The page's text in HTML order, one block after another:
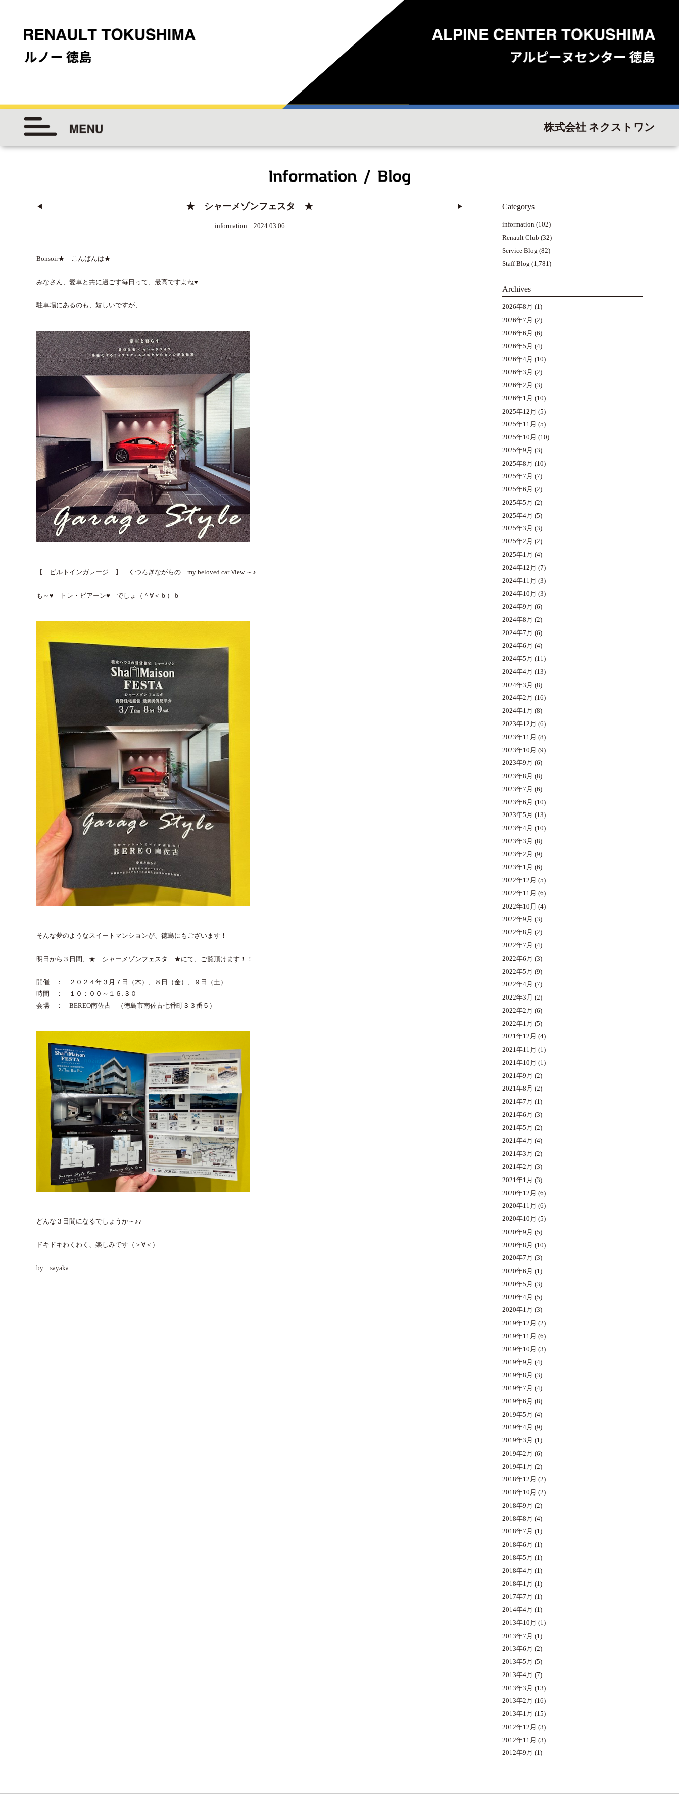
株式会社 ネクストワン
◀︎ ★ シャーメゾンフェスタ ★
information 2024.03.06
▶︎
Bonsoir★ こんばんは★
みなさん、愛車と共に過ごす毎日って、最高ですよね♥
駐車場にあるのも、嬉しいですが、
【 ビルトインガレージ 】 くつろぎながらの my beloved car View ～♪
も～♥ トレ・ビアーン♥ でしょ（＾∀＜ｂ）ｂ
そんな夢のようなスイートマンションが、徳島にもございます！
明日から３日間、★ シャーメゾンフェスタ ★にて、ご覧頂けます！！
開催 ： ２０２４年３月７日（木）、８日（金）、９日（土）
時間 ： １０：００～１６:３０
会場 ： BEREO南佐古 （徳島市南佐古七番町３３番５）
どんな３日間になるでしょうか～♪♪
ドキドキわくわく、楽しみです（＞∀＜）
by sayaka
Categorys
information(102)
Renault Club (32)
Service Blog (82)
Staff Blog (1,781)
Archives
2026年8月 (1)
2026年7月 (2)
2026年6月 (6)
2026年5月 (4)
2026年4月 (10)
2026年3月 (2)
2026年2月 (3)
2026年1月 (10)
2025年12月 (5)
2025年11月 (5)
2025年10月 (10)
2025年9月 (3)
2025年8月 (10)
2025年7月 (7)
2025年6月 (2)
2025年5月 (2)
2025年4月 (5)
2025年3月 (3)
2025年2月 (2)
2025年1月 (4)
2024年12月 (7)
2024年11月 (3)
2024年10月 (3)
2024年9月 (6)
2024年8月 (2)
2024年7月 (6)
2024年6月 (4)
2024年5月 (11)
2024年4月 (13)
2024年3月 (8)
2024年2月 (16)
2024年1月 (8)
2023年12月 (6)
2023年11月 (8)
2023年10月 (9)
2023年9月 (6)
2023年8月 (8)
2023年7月 (6)
2023年6月 (10)
2023年5月 (13)
2023年4月 (10)
2023年3月 (8)
2023年2月 (9)
2023年1月 (6)
2022年12月 (5)
2022年11月 (6)
2022年10月 (4)
2022年9月 (3)
2022年8月 (2)
2022年7月 (4)
2022年6月 (3)
2022年5月 (9)
2022年4月 (7)
2022年3月 (2)
2022年2月 (6)
2022年1月 (5)
2021年12月 (4)
2021年11月 (1)
2021年10月 (1)
2021年9月 (2)
2021年8月 (2)
2021年7月 (1)
2021年6月 (3)
2021年5月 (2)
2021年4月 (4)
2021年3月 (2)
2021年2月 (3)
2021年1月 (3)
2020年12月 (6)
2020年11月 (6)
2020年10月 (5)
2020年9月 (5)
2020年8月 (10)
2020年7月 (3)
2020年6月 (1)
2020年5月 (3)
2020年4月 (5)
2020年1月 (3)
2019年12月 (2)
2019年11月 (6)
2019年10月 (3)
2019年9月 (4)
2019年8月 (3)
2019年7月 (4)
2019年6月 (8)
2019年5月 (4)
2019年4月 (9)
2019年3月 (1)
2019年2月 (6)
2019年1月 (2)
2018年12月 (2)
2018年10月 (2)
2018年9月 (2)
2018年8月 (4)
2018年7月 (1)
2018年6月 (1)
2018年5月 (1)
2018年4月 (1)
2018年1月 (1)
2017年7月 (1)
2014年4月 (1)
2013年10月 (1)
2013年7月 (1)
2013年6月 (2)
2013年5月 (5)
2013年4月 (7)
2013年3月 (13)
2013年2月 (16)
2013年1月 (15)
2012年12月 (3)
2012年11月 (3)
2012年9月 (1)